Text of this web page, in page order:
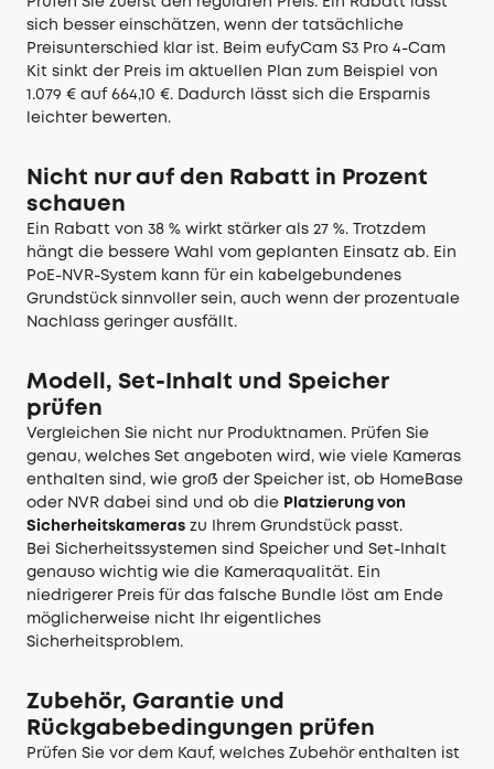
Prüfen Sie zuerst den regulären Preis. Ein Rabatt lässt
sich besser einschätzen, wenn der tatsächliche
Preisunterschied klar ist. Beim eufyCam S3 Pro 4-Cam
Kit sinkt der Preis im aktuellen Plan zum Beispiel von
1.079 € auf 664,10 €. Dadurch lässt sich die Ersparnis
leichter bewerten.
Nicht nur auf den Rabatt in Prozent
schauen
Ein Rabatt von 38 % wirkt stärker als 27 %. Trotzdem
hängt die bessere Wahl vom geplanten Einsatz ab. Ein
PoE-NVR-System kann für ein kabelgebundenes
Grundstück sinnvoller sein, auch wenn der prozentuale
Nachlass geringer ausfällt.
Modell, Set-Inhalt und Speicher
prüfen
Vergleichen Sie nicht nur Produktnamen. Prüfen Sie
genau, welches Set angeboten wird, wie viele Kameras
enthalten sind, wie groß der Speicher ist, ob HomeBase
oder NVR dabei sind und ob die Platzierung von
Sicherheitskameras zu Ihrem Grundstück passt.
Bei Sicherheitssystemen sind Speicher und Set-Inhalt
genauso wichtig wie die Kameraqualität. Ein
niedrigerer Preis für das falsche Bundle löst am Ende
möglicherweise nicht Ihr eigentliches
Sicherheitsproblem.
Zubehör, Garantie und
Rückgabebedingungen prüfen
Prüfen Sie vor dem Kauf, welches Zubehör enthalten ist